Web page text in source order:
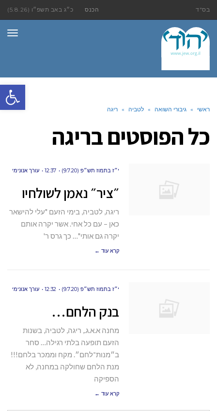
פתח
בס"ד הכנס כ״ג באב תשפ״ו (5.8.26)
ראשי » גיבורי השואה » לטביה » ריגה
כל הפוסטים בריגה
י״ז בתמוז תש״פ (9.7.20) 12:37 עורך אנונימי
״ציר״ נאמן לשולחיו
ריגה, לטביה, בימי הזעם "עלי להישאר
כאן – עם כל אחי. אשר יקרה אותם
יקרה גם אותי"… כך גרס ר'
קרא עוד ←
י״ז בתמוז תש״פ (9.7.20) 12:32 עורך אנונימי
בנק הלחם…
מחנה א.א.ג., ריגה, לטביה, בשנות
הזעם תופעה בלתי רגילה… סחר
ב״מנות־לחם״. מקח וממכר בלחם!!!
מנת הלחם שחולקה במחנה, לא
הספיקה
קרא עוד ←